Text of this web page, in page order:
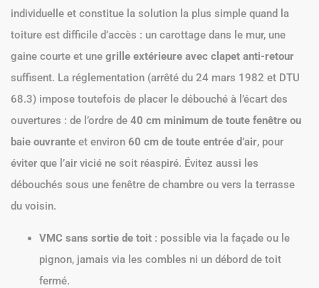
individuelle et constitue la solution la plus simple quand la
toiture est difficile d’accès : un carottage dans le mur, une
gaine courte et une grille extérieure avec clapet anti-retour
suffisent. La réglementation (arrêté du 24 mars 1982 et DTU
68.3) impose toutefois de placer le débouché à l’écart des
ouvertures : de l’ordre de 40 cm minimum de toute fenêtre ou
baie ouvrante et environ 60 cm de toute entrée d’air, pour
éviter que l’air vicié ne soit réaspiré. Évitez aussi les
débouchés sous une fenêtre de chambre ou vers la terrasse
du voisin.
VMC sans sortie de toit : possible via la façade ou le
pignon, jamais via les combles ni un débord de toit
fermé.